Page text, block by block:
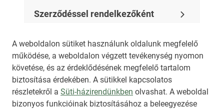
A weboldalon sütiket használunk oldalunk megfelelő
működése, a weboldalon végzett tevékenység nyomon
követése, és az érdeklődésének megfelelő tartalom
biztosítása érdekében. A sütikkel kapcsolatos
részletekről a Süti-házirendünkben olvashat. A weboldal
bizonyos funkcióinak biztosításához a beleegyezése
Szerződéssel rendelkezőként
Regisztráció(látogatóként)